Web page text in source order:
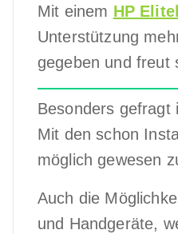
Mit einem HP
Unterstützung
gegeben und freut
Besonders gefragt
Mit den schon
möglich gewesen
Auch die
und Handgeräte,